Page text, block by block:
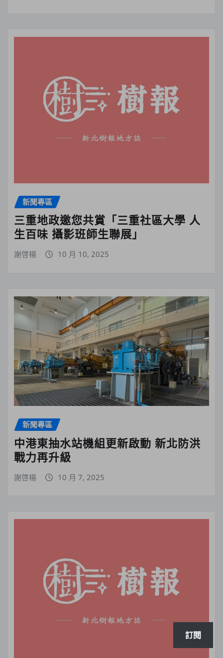
新聞專區
三重地政邀您共賞「三重社區大學 人
生百味 攝影班師生聯展」
謝啓楊 10 月 10, 2025
新聞專區
中港東抽水站機組更新啟動 新北防洪
戰力再升級
謝啓楊 10 月 7, 2025
訂閱